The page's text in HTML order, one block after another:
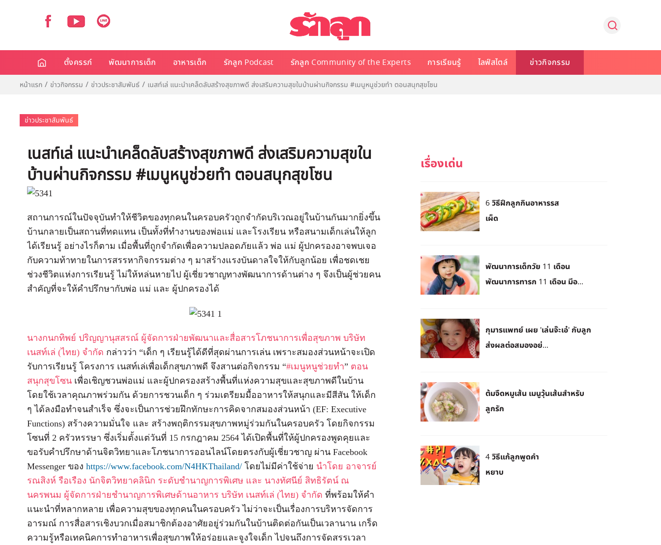
ตั้งครรภ์ พัฒนาการเด็ก อาหารเด็ก รักลูก Podcast รักลูก Community of the Experts การเรียนรู้ ไลฟ์สไตล์ ข่าวกิจกรรม
หน้าแรก ข่าวกิจกรรม ข่าวประชาสัมพันธ์ เนสท์เล่ แนะนำเคล็ดลับสร้างสุขภาพดี ส่งเสริมความสุขในบ้านผ่านกิจกรรม #เมนูหนูช่วยทำ ตอนสนุกสุขโซน
ข่าวประชาสัมพันธ์
เนสท์เล่ แนะนำเคล็ดลับสร้างสุขภาพดี ส่งเสริมความสุขใน
บ้านผ่านกิจกรรม #เมนูหนูช่วยทำ ตอนสนุกสุขโซน
สถานการณ์ในปัจจุบันทำให้ชีวิตของทุกคนในครอบครัวถูกจำกัดบริเวณอยู่ในบ้านกันมากยิ่งขึ้น
บ้านกลายเป็นสถานที่ทดแทน เป็นทั้งที่ทำงานของพ่อแม่ และโรงเรียน หรือสนามเด็กเล่นให้ลูก
ได้เรียนรู้ อย่างไรก็ตาม เมื่อพื้นที่ถูกจำกัดเพื่อความปลอดภัยแล้ว พ่อ แม่ ผู้ปกครองอาจพบเจอ
กับความท้าทายในการสรรหากิจกรรมต่าง ๆ มาสร้างแรงบันดาลใจให้กับลูกน้อย เพื่อชดเชย
ช่วงชีวิตแห่งการเรียนรู้ ไม่ให้หล่นหายไป ผู้เชี่ยวชาญทางพัฒนาการด้านต่าง ๆ จึงเป็นผู้ช่วยคน
สำคัญที่จะให้คำปรึกษากับพ่อ แม่ และ ผู้ปกครองได้
นางกนกทิพย์ ปริญญานุสสรณ์ ผู้จัดการฝ่ายพัฒนาและสื่อสารโภชนาการเพื่อสุขภาพ บริษัท
เนสท์เล่ (ไทย) จำกัด กล่าวว่า “เด็ก ๆ เรียนรู้ได้ดีที่สุดผ่านการเล่น เพราะสมองส่วนหน้าจะเปิด
รับการเรียนรู้ โครงการ เนสท์เล่เพื่อเด็กสุขภาพดี จึงสานต่อกิจกรรม “#เมนูหนูช่วยทำ” ตอน
สนุกสุขโซน เพื่อเชิญชวนพ่อแม่ และผู้ปกครองสร้างพื้นที่แห่งความสุขและสุขภาพดีในบ้าน
โดยใช้เวลาคุณภาพร่วมกัน ด้วยการชวนเด็ก ๆ ร่วมเตรียมมื้ออาหารให้สนุกและมีสีสัน ให้เด็ก
ๆ ได้ลงมือทำจนสำเร็จ ซึ่งจะเป็นการช่วยฝึกทักษะการคิดจากสมองส่วนหน้า (EF: Executive
Functions) สร้างความมั่นใจ และ สร้างพฤติกรรมสุขภาพหมู่ร่วมกันในครอบครัว โดยกิจกรรม
โซนที่ 2 ครัวหรรษา ซึ่งเริ่มตั้งแต่วันที่ 15 กรกฎาคม 2564 ได้เปิดพื้นที่ให้ผู้ปกครองพูดคุยและ
ขอรับคำปรึกษาด้านจิตวิทยาและโภชนาการออนไลน์โดยตรงกับผู้เชี่ยวชาญ ผ่าน Facebook
Messenger ของ https://www.facebook.com/N4HKThailand/ โดยไม่มีค่าใช้จ่าย นำโดย อาจารย์
รณสิงห์ รือเรือง นักจิตวิทยาคลินิก ระดับชำนาญการพิเศษ และ นางทัศนีย์ สิทธิรัตน์ ณ
นครพนม ผู้จัดการฝ่ายชำนาญการพิเศษด้านอาหาร บริษัท เนสท์เล่ (ไทย) จำกัด ที่พร้อมให้คำ
แนะนำที่หลากหลาย เพื่อความสุขของทุกคนในครอบครัว ไม่ว่าจะเป็นเรื่องการบริหารจัดการ
อารมณ์ การสื่อสารเชิงบวกเมื่อสมาชิกต้องอาศัยอยู่ร่วมกันในบ้านติดต่อกันเป็นเวลานาน เกร็ด
ความรู้หรือเทคนิคการทำอาหารเพื่อสุขภาพให้อร่อยและจูงใจเด็ก ไปจนถึงการจัดสรรเวลา
6 วิธีฝึกลูกกินอาหารรส
เผ็ด
พัฒนาการเด็กวัย 11 เดือน
พัฒนาการทารก 11 เดือน มีอ...
กุมารแพทย์ เผย 'เล่นจ๊ะเอ๋' กับลูก
ส่งผลต่อสมองอย่...
ต้มจืดหมูเส้น เมนูวุ้นเส้นสำหรับ
ลูกรัก
4 วิธีแก้ลูกพูดคำ
หยาบ